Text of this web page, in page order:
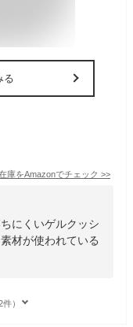
る
庫をAmazonでチェック >>
にくいゲルクッシ
材が使われている
）